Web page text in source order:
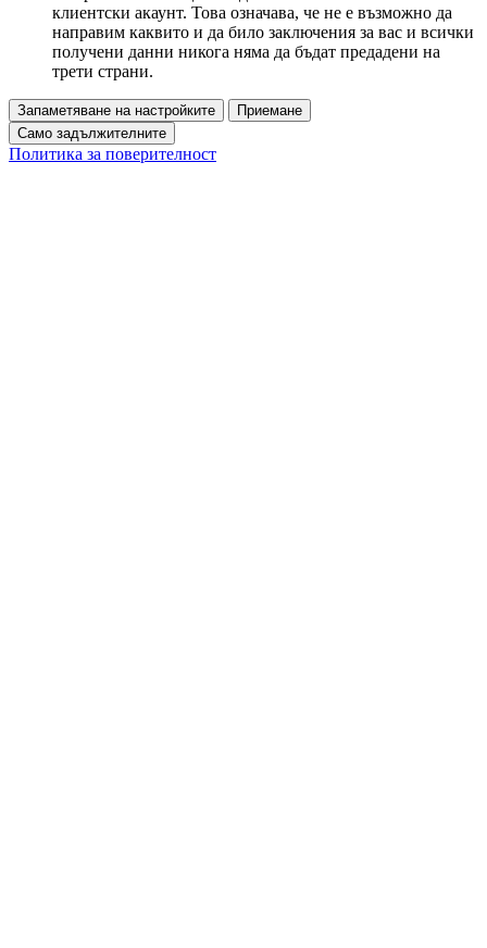
клиентски акаунт. Това означава, че не е възможно да
направим каквито и да било заключения за вас и всички
получени данни никога няма да бъдат предадени на
трети страни.
Запаметяване на настройките
Приемане
Само задължителните
Политика за поверителност